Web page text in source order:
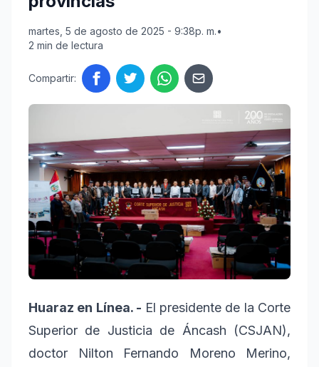
martes, 5 de agosto de 2025 - 9:38p. m.•
2 min de lectura
Compartir:
Huaraz en Línea. - El presidente de la Corte
Superior de Justicia de Áncash (CSJAN),
doctor Nilton Fernando Moreno Merino,